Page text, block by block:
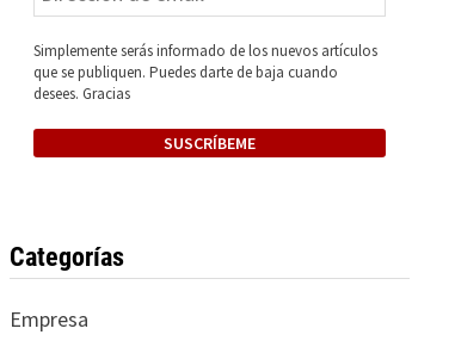
Simplemente serás informado de los nuevos artículos
que se publiquen. Puedes darte de baja cuando
desees. Gracias
Categorías
Empresa